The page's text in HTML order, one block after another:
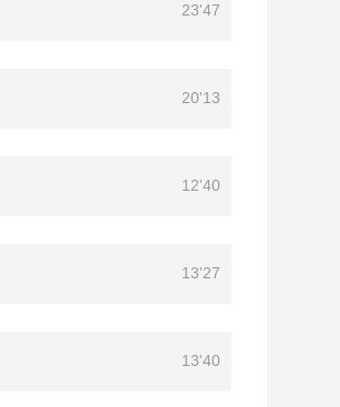
23'47
20'13
12'40
13'27
13'40